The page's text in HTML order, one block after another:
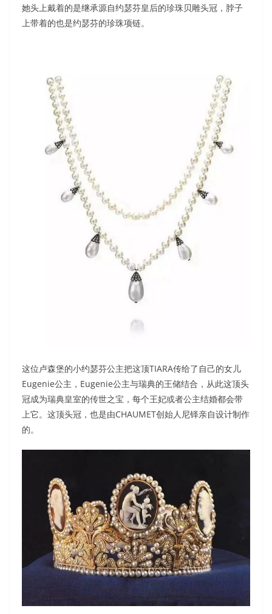
她头上戴着的是继承源自约瑟芬皇后的珍珠贝雕头冠，脖子
上带着的也是约瑟芬的珍珠项链。
这位卢森堡的小约瑟芬公主把这顶TIARA传给了自己的女儿
Eugenie公主，Eugenie公主与瑞典的王储结合，从此这顶头
冠成为瑞典皇室的传世之宝，每个王妃或者公主结婚都会带
上它。这顶头冠，也是由CHAUMET创始人尼铎亲自设计制作
的。